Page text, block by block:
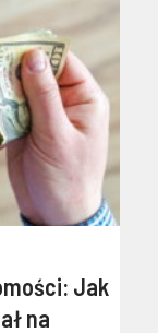
Jak
na